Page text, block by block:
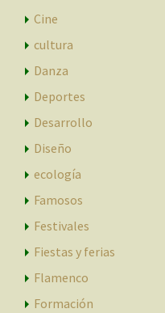
Cine
cultura
Danza
Deportes
Desarrollo
Diseño
ecología
Famosos
Festivales
Fiestas y ferias
Flamenco
Formación